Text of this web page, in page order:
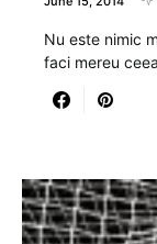
Nu este nimic
faci mereu